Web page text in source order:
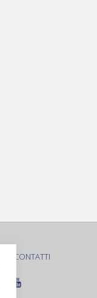
CONTATTI